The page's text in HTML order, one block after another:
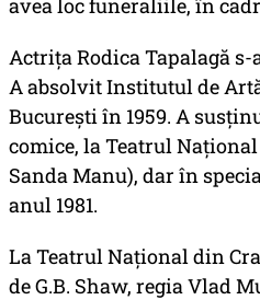
avea loc funeraliile, în
Actriţa Rodica Tapalagă s-
A absolvit Institutul de
Bucureşti în 1959. A
comice, la Teatrul
Sanda Manu), dar în
anul 1981.
La Teatrul Naţional din
de G.B. Shaw, regia Vlad